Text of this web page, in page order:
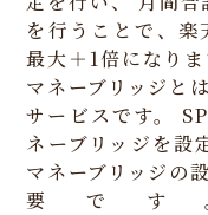
を行うことで、楽
最大＋1倍になりま
マネーブリッジと
サービスです。
ネーブリッジを設
マネーブリッジの
要です